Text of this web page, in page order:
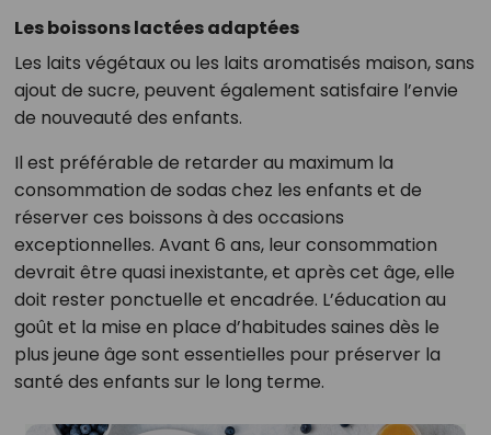
Les boissons lactées adaptées
Les laits végétaux ou les laits aromatisés maison, sans
ajout de sucre, peuvent également satisfaire l’envie
de nouveauté des enfants.
Il est préférable de retarder au maximum la
consommation de sodas chez les enfants et de
réserver ces boissons à des occasions
exceptionnelles. Avant 6 ans, leur consommation
devrait être quasi inexistante, et après cet âge, elle
doit rester ponctuelle et encadrée. L’éducation au
goût et la mise en place d’habitudes saines dès le
plus jeune âge sont essentielles pour préserver la
santé des enfants sur le long terme.